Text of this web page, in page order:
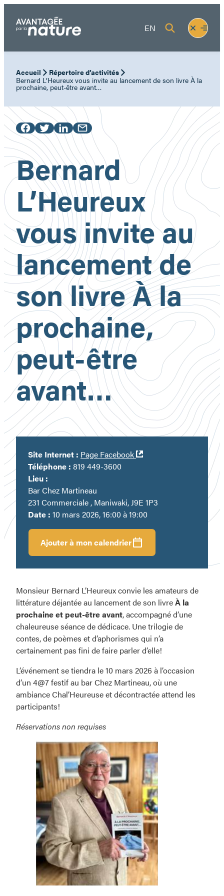
contenu
EN
Fermer
le
menu
Ouvrir
le
Accueil Répertoire d’activités
Bernard L’Heureux vous invite au lancement de son livre À la
prochaine, peut-être avant…
Bernard
L’Heureux
vous invite au
lancement de
son livre À la
prochaine,
peut-être
avant…
Ajouter à mon calendrier
Date : 10 mars 2026, 16:00 à 19:00
Lieu :
Bar Chez Martineau
231 Commerciale , Maniwaki, J9E 1P3
Téléphone : 819 449-3600
Site Internet : Page Facebook
Ouvre
fenêtre
Monsieur Bernard L’Heureux convie les amateurs de
littérature déjantée au lancement de son livreÀ la
prochaine et peut-être avant, accompagné d’une
chaleureuse séance de dédicace. Une trilogie de
contes, de poèmes et d’aphorismes qui n’a
certainement pas fini de faire parler d’elle!
L’événement se tiendra le 10 mars 2026 à l’occasion
d’un 4@7 festif au bar Chez Martineau, où une
ambiance Chal’Heureuse et décontractée attend les
participants!
Réservations non requises